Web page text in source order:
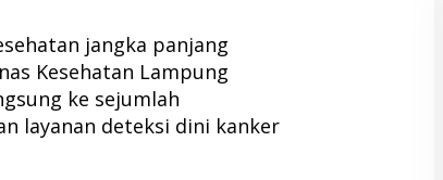
jangka panjang
Kesehatan Lampung
ke sejumlah
layanan deteksi dini kanker